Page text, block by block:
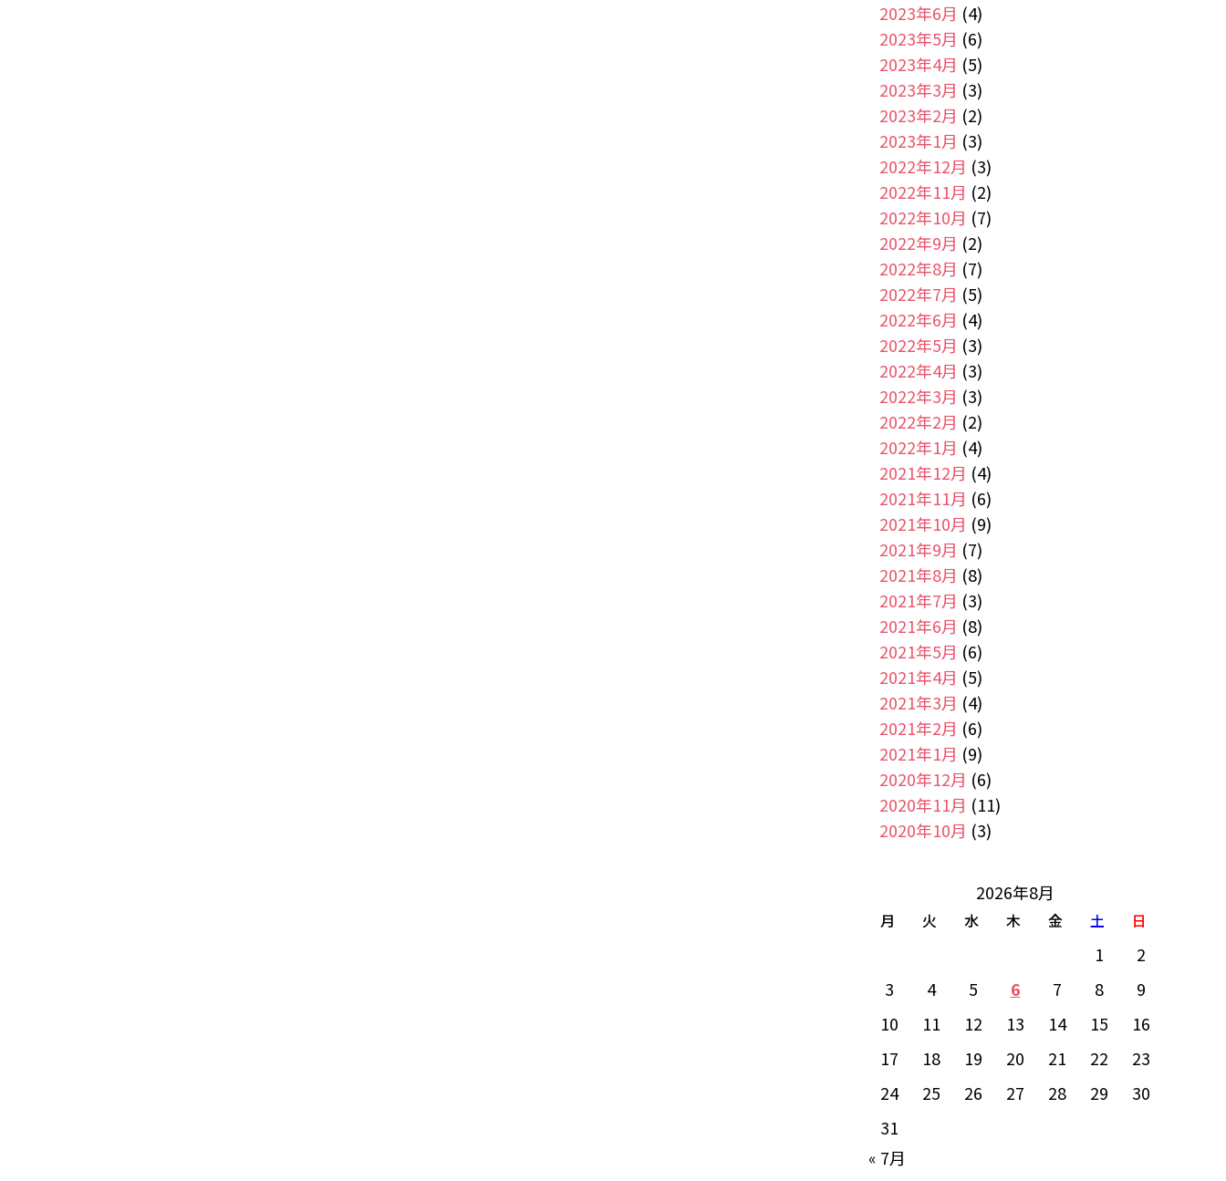
2023年6月 (4)
2023年5月 (6)
2023年4月 (5)
2023年3月 (3)
2023年2月 (2)
2023年1月 (3)
2022年12月 (3)
2022年11月 (2)
2022年10月 (7)
2022年9月 (2)
2022年8月 (7)
2022年7月 (5)
2022年6月 (4)
2022年5月 (3)
2022年4月 (3)
2022年3月 (3)
2022年2月 (2)
2022年1月 (4)
2021年12月 (4)
2021年11月 (6)
2021年10月 (9)
2021年9月 (7)
2021年8月 (8)
2021年7月 (3)
2021年6月 (8)
2021年5月 (6)
2021年4月 (5)
2021年3月 (4)
2021年2月 (6)
2021年1月 (9)
2020年12月 (6)
2020年11月 (11)
2020年10月 (3)
2026年8月
月 火 水 木 金 土 日
1
2
3
4 5 6 7 8
9
10
11 12 13 14 15
16
17
18 19 20 21 22
23
24
25 26 27 28 29
30
31
« 7月